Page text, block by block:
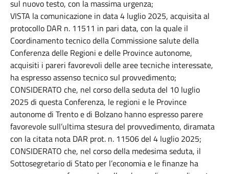
sul nuovo testo, con la massima urgenza;
VISTA la comunicazione in data 4 luglio 2025, acquisita al
protocollo DAR n. 11511 in pari data, con la quale il
Coordinamento tecnico della Commissione salute della
Conferenza delle Regioni e delle Province autonome,
acquisiti i pareri favorevoli delle aree tecniche interessate,
ha espresso assenso tecnico sul provvedimento;
CONSIDERATO che, nel corso della seduta del 10 luglio
2025 di questa Conferenza, le regioni e le Province
autonome di Trento e di Bolzano hanno espresso parere
favorevole sull’ultima stesura del provvedimento, diramata
con la citata nota DAR prot. n. 11506 del 4 luglio 2025;
CONSIDERATO che, nel corso della medesima seduta, il
Sottosegretario di Stato per l’economia e le finanze ha